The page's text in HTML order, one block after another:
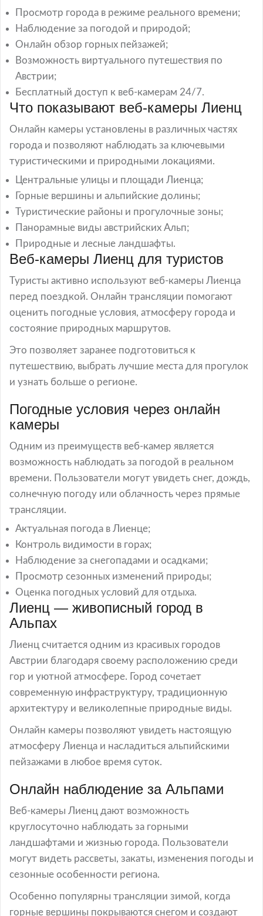
Просмотр города в режиме реального времени;
Наблюдение за погодой и природой;
Онлайн обзор горных пейзажей;
Возможность виртуального путешествия по
Австрии;
Бесплатный доступ к веб-камерам 24/7.
Что показывают веб-камеры Лиенц
Онлайн камеры установлены в различных частях
города и позволяют наблюдать за ключевыми
туристическими и природными локациями.
Центральные улицы и площади Лиенца;
Горные вершины и альпийские долины;
Туристические районы и прогулочные зоны;
Панорамные виды австрийских Альп;
Природные и лесные ландшафты.
Веб-камеры Лиенц для туристов
Туристы активно используют веб-камеры Лиенца
перед поездкой. Онлайн трансляции помогают
оценить погодные условия, атмосферу города и
состояние природных маршрутов.
Это позволяет заранее подготовиться к
путешествию, выбрать лучшие места для прогулок
и узнать больше о регионе.
Погодные условия через онлайн
камеры
Одним из преимуществ веб-камер является
возможность наблюдать за погодой в реальном
времени. Пользователи могут увидеть снег, дождь,
солнечную погоду или облачность через прямые
трансляции.
Актуальная погода в Лиенце;
Контроль видимости в горах;
Наблюдение за снегопадами и осадками;
Просмотр сезонных изменений природы;
Оценка погодных условий для отдыха.
Лиенц — живописный город в
Альпах
Лиенц считается одним из красивых городов
Австрии благодаря своему расположению среди
гор и уютной атмосфере. Город сочетает
современную инфраструктуру, традиционную
архитектуру и великолепные природные виды.
Онлайн камеры позволяют увидеть настоящую
атмосферу Лиенца и насладиться альпийскими
пейзажами в любое время суток.
Онлайн наблюдение за Альпами
Веб-камеры Лиенц дают возможность
круглосуточно наблюдать за горными
ландшафтами и жизнью города. Пользователи
могут видеть рассветы, закаты, изменения погоды и
сезонные особенности региона.
Особенно популярны трансляции зимой, когда
горные вершины покрываются снегом и создают